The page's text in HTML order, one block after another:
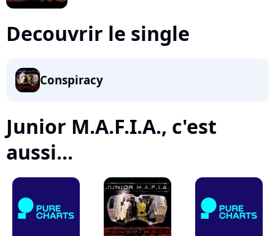
Decouvrir le single
Conspiracy
Junior M.A.F.I.A., c'est
aussi...